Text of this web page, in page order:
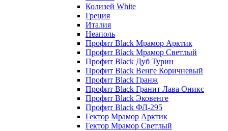
Колизей White
Греция
Италия
Неаполь
Профит Black Мрамор Арктик
Профит Black Мрамор Светлый
Профит Black Дуб Турин
Профит Black Венге Коричневый
Профит Black Гранж
Профит Black Гранит Лава Оникс
Профит Black Эковенге
Профит Black ФЛ-295
Гектор Мрамор Арктик
Гектор Мрамор Светлый